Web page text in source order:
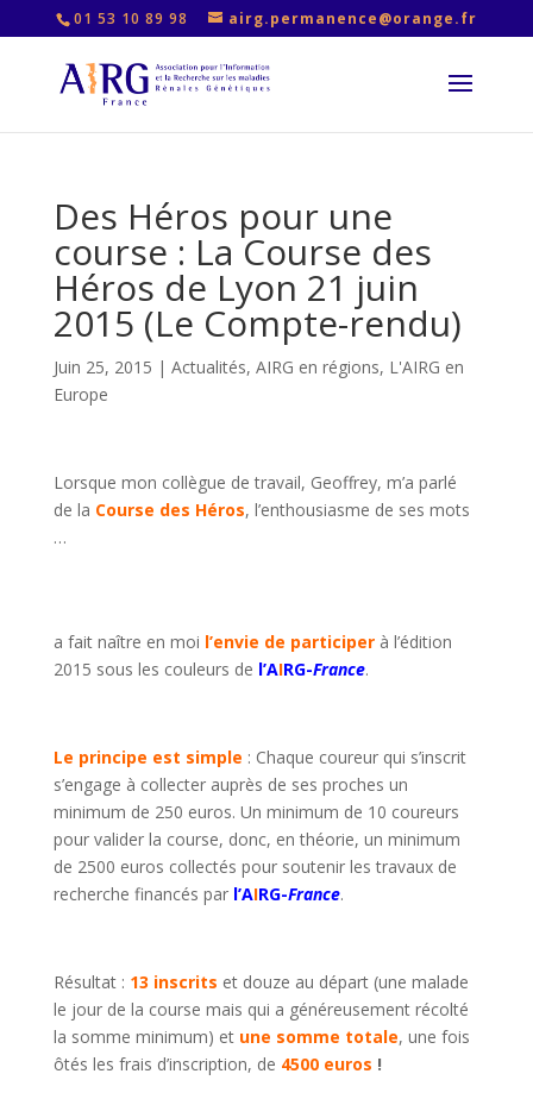
01 53 10 89 98 airg.permanence@orange.fr
Des Héros pour une
course : La Course des
Héros de Lyon 21 juin
2015 (Le Compte-rendu)
Juin 25, 2015 | Actualités, AIRG en régions, L'AIRG en
Europe
Lorsque mon collègue de travail, Geoffrey, m’a parlé
de la Course des Héros, l’enthousiasme de ses mots
…
a fait naître en moi l’envie de participer à l’édition
2015 sous les couleurs de l’AIRG-France.
Le principe est simple : Chaque coureur qui s’inscrit
s’engage à collecter auprès de ses proches un
minimum de 250 euros. Un minimum de 10 coureurs
pour valider la course, donc, en théorie, un minimum
de 2500 euros collectés pour soutenir les travaux de
recherche financés par l’AIRG-France.
Résultat : 13 inscrits et douze au départ (une malade
le jour de la course mais qui a généreusement récolté
la somme minimum) et une somme totale, une fois
ôtés les frais d’inscription, de 4500 euros !